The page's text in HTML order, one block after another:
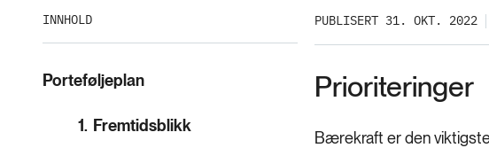
INNHOLD
Porteføljeplan
1. Fremtidsblikk
PUBLISERT 31. OKT. 2022
Prioriteringer
Bærekraft er den